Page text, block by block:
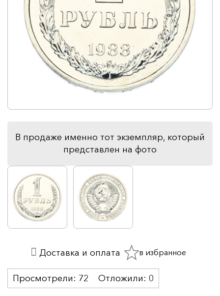
В продаже именно тот экземпляр, который
представлен на фото
Просмотрели: 72 Отложили: 0
Доставка и оплата в избранное